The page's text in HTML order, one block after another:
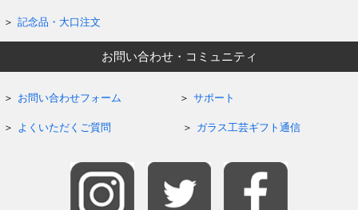
記念品・大口注文
お問い合わせ・コミュニティ
お問い合わせフォーム サポート
よくいただくご質問 ガラス工芸ギフト通信